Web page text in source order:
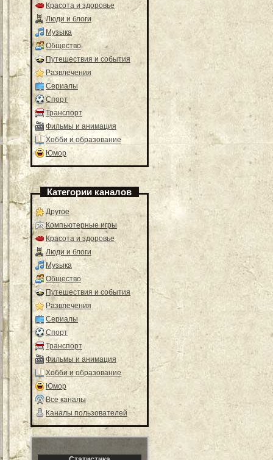
Красота и здоровье
Люди и блоги
Музыка
Общество
Путешествия и события
Развлечения
Сериалы
Спорт
Транспорт
Фильмы и анимация
Хобби и образование
Юмор
Категории каналов
Другое
Компьютерные игры
Красота и здоровье
Люди и блоги
Музыка
Общество
Путешествия и события
Развлечения
Сериалы
Спорт
Транспорт
Фильмы и анимация
Хобби и образование
Юмор
Все каналы
Каналы пользователей